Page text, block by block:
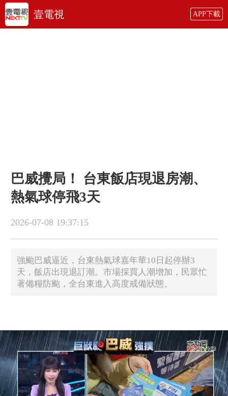
壹電視 APP下載
巴威攪局！ 台東飯店現退房潮、
熱氣球停飛3天
2026-07-08 19:37:15
強颱巴威逼近，台東熱氣球嘉年華10日起停辦3
天，飯店出現退訂潮。市場採買人潮增加，民眾忙
著備糧防颱，全台東進入高度戒備狀態。